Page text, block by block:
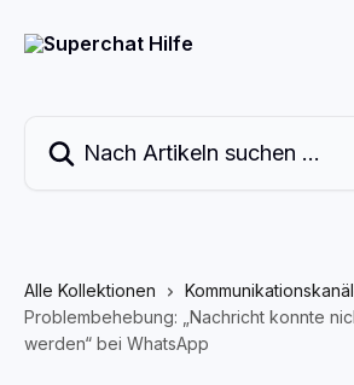
Alle Kollektionen
Problembehebung: „Nachricht konnte
werden“ bei WhatsApp